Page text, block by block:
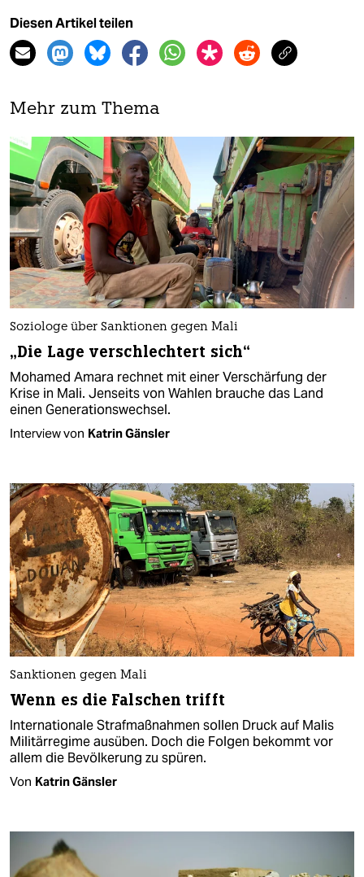
Diesen Artikel teilen
Mehr zum Thema
Soziologe über Sanktionen gegen Mali
„Die Lage verschlechtert sich“
Mohamed Amara rechnet mit einer Verschärfung der
Krise in Mali. Jenseits von Wahlen brauche das Land
einen Generationswechsel.
Interview von Katrin Gänsler
Sanktionen gegen Mali
Wenn es die Falschen trifft
Internationale Strafmaßnahmen sollen Druck auf Malis
Militärregime ausüben. Doch die Folgen bekommt vor
allem die Bevölkerung zu spüren.
Von Katrin Gänsler